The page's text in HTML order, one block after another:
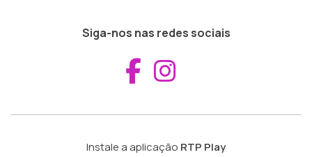
Siga-nos nas redes sociais
Aceder ao
Instale a aplicação RTP Play